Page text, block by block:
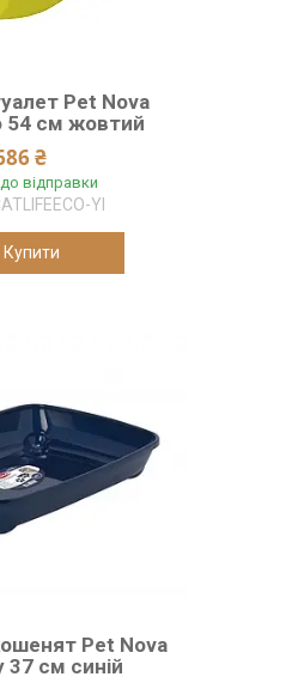
Pet Nova
54 см жовтий
₴
відправки
Yl
Купити
Pet Nova
37 см синій